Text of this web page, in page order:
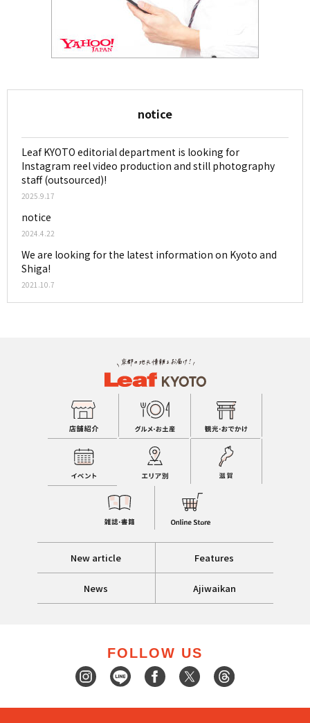
notice
Leaf KYOTO editorial department is looking for
Instagram reel video production and still photography
staff (outsourced)!
2025.9.17
notice
2024.4.22
We are looking for the latest information on Kyoto and
Shiga!
2021.10.7
New article Features
News Ajiwaikan
FOLLOW US